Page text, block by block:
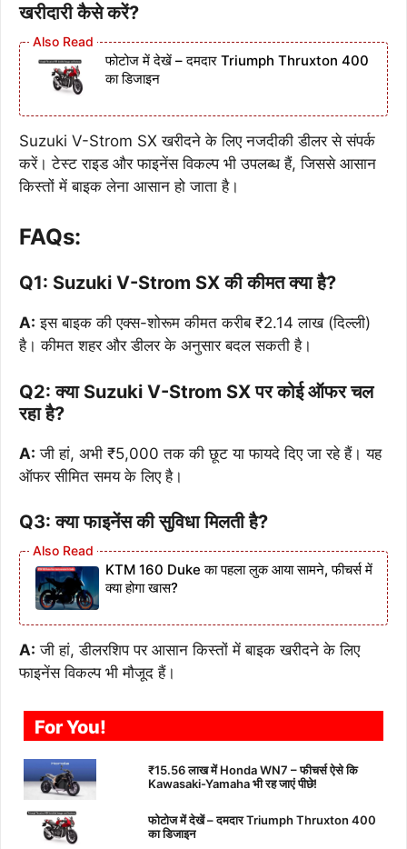
खरीदारी कैसे करें?
फोटोज में देखें – दमदार Triumph Thruxton 400
का डिजाइन
Suzuki V-Strom SX खरीदने के लिए नजदीकी डीलर से संपर्क
करें। टेस्ट राइड और फाइनेंस विकल्प भी उपलब्ध हैं, जिससे आसान
किस्तों में बाइक लेना आसान हो जाता है।
FAQs:
Q1: Suzuki V-Strom SX की कीमत क्या है?
A: इस बाइक की एक्स-शोरूम कीमत करीब ₹2.14 लाख (दिल्ली)
है। कीमत शहर और डीलर के अनुसार बदल सकती है।
Q2: क्या Suzuki V-Strom SX पर कोई ऑफर चल
रहा है?
A: जी हां, अभी ₹5,000 तक की छूट या फायदे दिए जा रहे हैं। यह
ऑफर सीमित समय के लिए है।
Q3: क्या फाइनेंस की सुविधा मिलती है?
KTM 160 Duke का पहला लुक आया सामने, फीचर्स में
क्या होगा खास?
A: जी हां, डीलरशिप पर आसान किस्तों में बाइक खरीदने के लिए
फाइनेंस विकल्प भी मौजूद हैं।
For You!
₹15.56 लाख में Honda WN7 – फीचर्स ऐसे कि
Kawasaki-Yamaha भी रह जाएं पीछे!
फोटोज में देखें – दमदार Triumph Thruxton 400
का डिजाइन